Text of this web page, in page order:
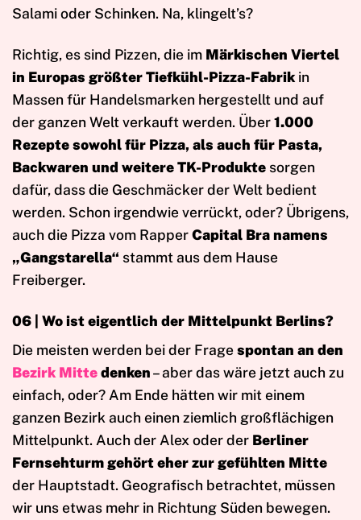
Salami oder Schinken. Na, klingelt’s?
Richtig, es sind Pizzen, die im Märkischen Viertel
in Europas größter Tiefkühl-Pizza-Fabrik in
Massen für Handelsmarken hergestellt und auf
der ganzen Welt verkauft werden. Über1.000
Rezepte sowohl für Pizza, als auch für Pasta,
Backwaren und weitere TK-Produkte sorgen
dafür, dass die Geschmäcker der Welt bedient
werden. Schon irgendwie verrückt, oder? Übrigens,
auch die Pizza vom RapperCapital Bra namens
„Gangstarella“ stammt aus dem Hause
Freiberger.
06 | Wo ist eigentlich der Mittelpunkt Berlins?
Die meisten werden bei der Fragespontan an den
Bezirk Mittedenken– aber das wäre jetzt auch zu
einfach, oder? Am Ende hätten wir mit einem
ganzen Bezirk auch einen ziemlich großflächigen
Mittelpunkt. Auch der Alex oder der Berliner
Fernsehturm gehört eher zur gefühlten Mitte
der Hauptstadt. Geografisch betrachtet, müssen
wir uns etwas mehr in Richtung Süden bewegen.